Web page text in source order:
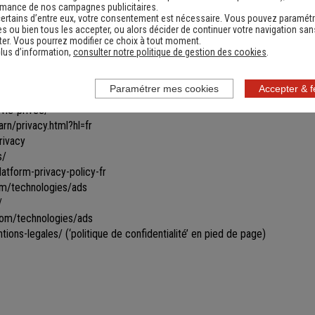
toutes ou certaines parties du site.
informations ne seront remises à jour qu'après s'être reconnecté sur
par le biais de cookies gérés par un partenaire. Les
des bannières personnalisées vous proposant des produits
type de bannières apparaître et/ou obtenir davantage
privee/
privacy.html?hl=fr
privacy-policy-fr
technologies/ads
technologies/ads
legales/ (‘politique de confidentialité’ en pied de page)
de nos campagnes publicitaires.
d’entre eux, votre consentement est nécessaire. Vous pouvez
ou bien tous les accepter, ou alors décider de continuer votre navigation
Vous pourrez modifier ce choix à tout moment.
d’information, consulter notre politique de gestion des cookies.
Accepter &
Paramétrer mes cookies